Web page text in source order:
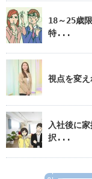
18～25歳
特...
視点を変
入社後に
択...